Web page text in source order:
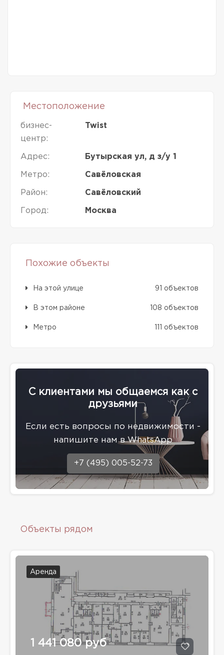
Местоположение
бизнес-
центр:
Twist
Адрес: Бутырская ул, д з/у 1
Метро: Савёловская
Район: Савёловский
Город: Москва
Похожие объекты
На этой улице 91 объектов
В этом районе 108 объектов
Метро 111 объектов
С клиентами мы общаемся как с
друзьями
Eсли есть вопросы по недвижимости -
напишите нам в WhatsApp
+7 (495) 005-52-73
Объекты рядом
Аренда
1 441 080 руб